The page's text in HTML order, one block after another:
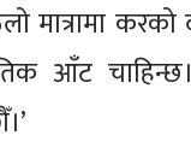
मात्रामा
आँट